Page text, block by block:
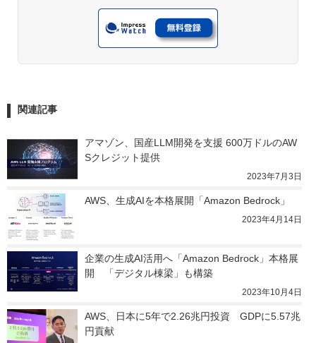
関連記事
アマゾン、国産LLM開発を支援 600万ドルのAW
Sクレジット提供
2023年7月3日
AWS、生成AIを本格展開「Amazon Bedrock」
2023年4月14日
企業の生成AI活用へ「Amazon Bedrock」本格展
開　「デジタル棟梁」も構築
2023年10月4日
AWS、日本に5年で2.26兆円投資　GDPに5.57兆
円貢献